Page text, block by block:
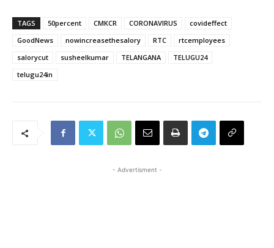
TAGS 50percent CMKCR CORONAVIRUS
covideffect
GoodNews
nowincreasethesalory RTC
rtcemployees
salorycut
susheelkumar TELANGANA
TELUGU24
telugu24in
- Advertisment -